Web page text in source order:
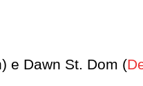
e Dawn St. Dom (